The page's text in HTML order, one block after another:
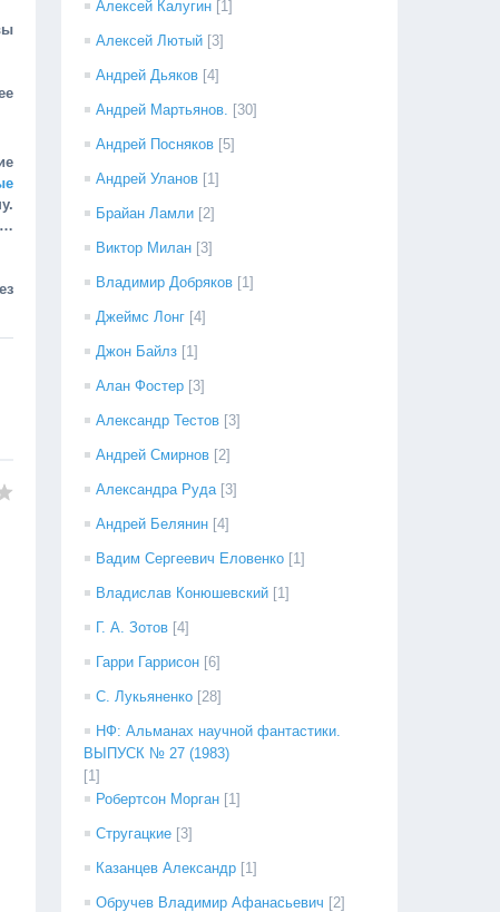
Алексей Калугин [1]
Алексей Лютый [3]
Андрей Дьяков [4]
Андрей Мартьянов. [30]
Андрей Посняков [5]
Андрей Уланов [1]
Брайан Ламли [2]
Виктор Милан [3]
Владимир Добряков [1]
Джеймс Лонг [4]
Джон Байлз [1]
Алан Фостер [3]
Александр Тестов [3]
Андрей Смирнов [2]
Александра Руда [3]
Андрей Белянин [4]
Вадим Сергеевич Еловенко [1]
Владислав Конюшевский [1]
Г. А. Зотов [4]
Гарри Гаррисон [6]
С. Лукьяненко [28]
НФ: Альманах научной фантастики.
ВЫПУСК № 27 (1983)
[1]
Робертсон Морган [1]
Стругацкие [3]
Казанцев Александр [1]
Обручев Владимир Афанасьевич [2]